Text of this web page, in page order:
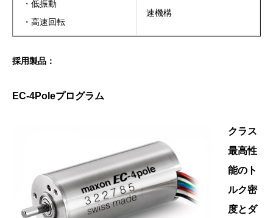
・低振動
・高速回転
速機構
採用製品：
EC-4Poleプログラム
クラス
最高性
能のト
ルク密
度とダ